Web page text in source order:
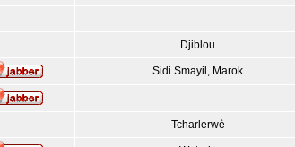
Djiblou
Sidi Smayil, Marok
Tcharlerwè